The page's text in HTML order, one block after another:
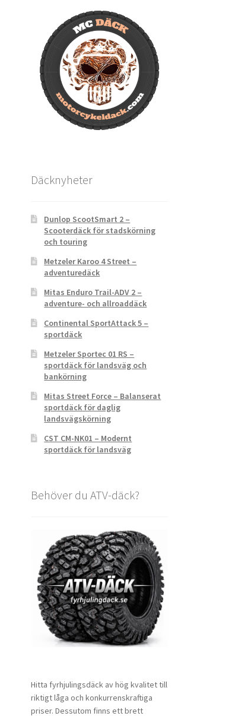
Däcknyheter
Dunlop ScootSmart 2 –
Scooterdäck för stadskörning
och touring
Metzeler Karoo 4 Street –
adventuredäck
Mitas Enduro Trail-ADV 2 –
adventure- och allroaddäck
Continental SportAttack 5 –
sportdäck
Metzeler Sportec 01 RS –
sportdäck för landsväg och
bankörning
Mitas Street Force – Balanserat
sportdäck för daglig
landsvägskörning
CST CM-NK01 – Modernt
sportdäck för landsväg
Behöver du ATV-däck?
Hitta fyrhjulingsdäck av hög kvalitet till
riktigt låga och konkurrenskraftiga
priser. Dessutom finns ett brett